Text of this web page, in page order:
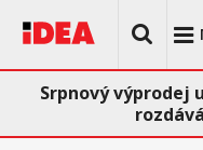
Srpnový výprodej